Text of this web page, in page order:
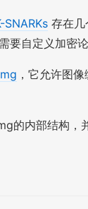
SNARKs 存在几
要自定义加密
，它允许图
的内部结构，